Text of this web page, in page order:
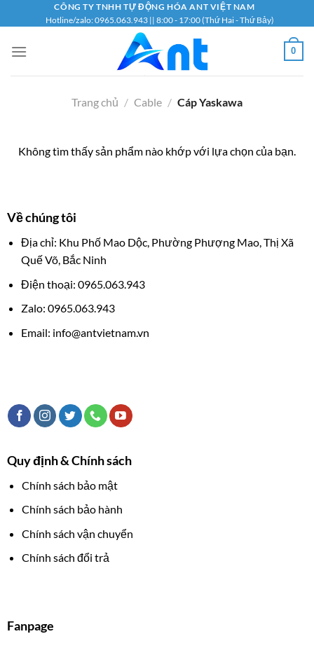
qua
dung
CÔNG TY TNHH TỰ ĐỘNG HÓA ANT VIỆT NAM
Hotline/zalo: 0965.063.943 || 8:00 - 17:00 (Thứ Hai - Thứ Bảy)
0
Trang chủ / Cable / Cáp Yaskawa
Không tìm thấy sản phẩm nào khớp với lựa chọn của bạn.
Về chúng tôi
Địa chỉ: Khu Phố Mao Dộc, Phường Phượng Mao, Thị Xã
Quế Võ, Bắc Ninh
Điện thoại: 0965.063.943
Zalo: 0965.063.943
Email: info@antvietnam.vn
Quy định & Chính sách
Chính sách bảo mật
Chính sách bảo hành
Chính sách vận chuyển
Chính sách đổi trả
Fanpage